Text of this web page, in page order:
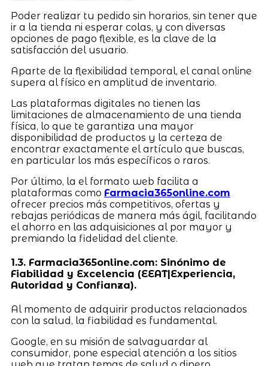
Poder realizar tu pedido sin horarios, sin tener que
ir a la tienda ni esperar colas, y con diversas
opciones de pago flexible, es la clave de la
satisfacción del usuario.
Aparte de la flexibilidad temporal, el canal online
supera al físico en amplitud de inventario.
Las plataformas digitales no tienen las
limitaciones de almacenamiento de una tienda
física, lo que te garantiza una mayor
disponibilidad de productos y la certeza de
encontrar exactamente el artículo que buscas,
en particular los más específicos o raros.
Por último, la el formato web facilita a
plataformas como Farmacia365online.com
ofrecer precios más competitivos, ofertas y
rebajas periódicas de manera más ágil, facilitando
el ahorro en las adquisiciones al por mayor y
premiando la fidelidad del cliente.
1.3. Farmacia365online.com: Sinónimo de
Fiabilidad y Excelencia (EEAT|Experiencia,
Autoridad y Confianza).
Al momento de adquirir productos relacionados
con la salud, la fiabilidad es fundamental.
Google, en su misión de salvaguardar al
consumidor, pone especial atención a los sitios